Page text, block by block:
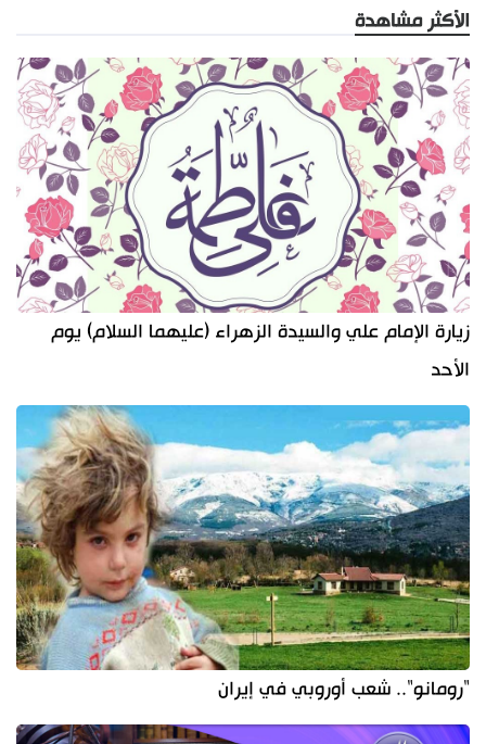
الأكثر مشاهدة
زيارة الإمام علي والسيدة الزهراء (عليهما السلام) يوم
الأحد
"رومانو".. شعب أوروبي في إيران